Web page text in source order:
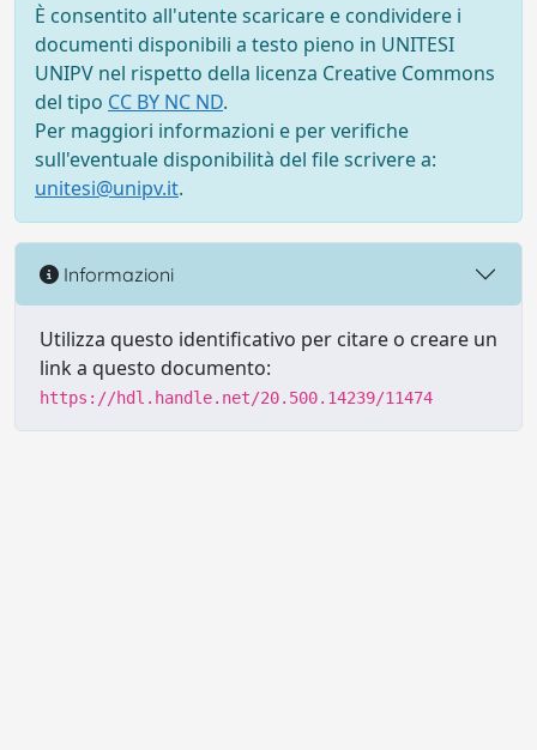
È consentito all'utente scaricare e condividere i
documenti disponibili a testo pieno in UNITESI
UNIPV nel rispetto della licenza Creative Commons
del tipo CC BY NC ND.
Per maggiori informazioni e per verifiche
sull'eventuale disponibilità del file scrivere a:
unitesi@unipv.it.
Informazioni
Utilizza questo identificativo per citare o creare un
link a questo documento:
https://hdl.handle.net/20.500.14239/11474